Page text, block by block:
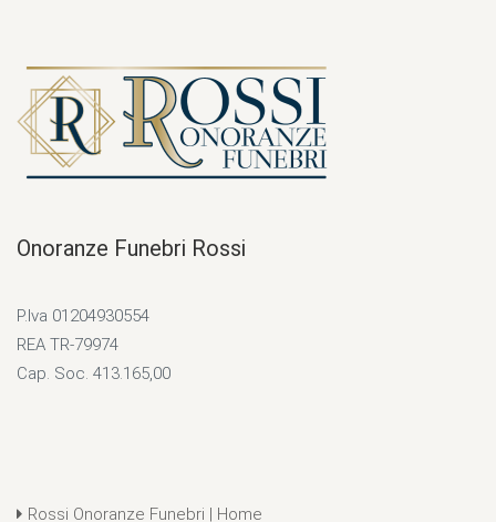
Onoranze Funebri Rossi
P.Iva 01204930554
REA TR-79974
Cap. Soc. 413.165,00
Rossi Onoranze Funebri | Home